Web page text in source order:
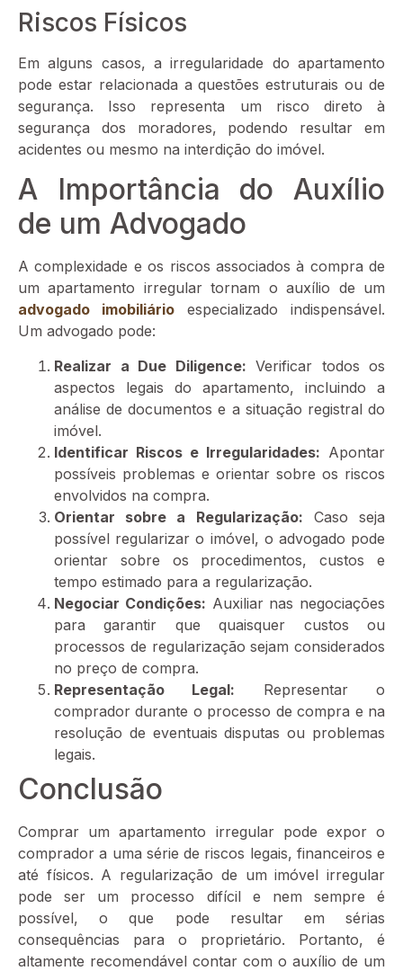
Riscos Físicos
Em alguns casos, a irregularidade do apartamento
pode estar relacionada a questões estruturais ou de
segurança. Isso representa um risco direto à
segurança dos moradores, podendo resultar em
acidentes ou mesmo na interdição do imóvel.
A Importância do Auxílio
de um Advogado
A complexidade e os riscos associados à compra de
um apartamento irregular tornam o auxílio de um
advogado imobiliário especializado indispensável.
Um advogado pode:
Realizar a Due Diligence: Verificar todos os
aspectos legais do apartamento, incluindo a
análise de documentos e a situação registral do
imóvel.
Identificar Riscos e Irregularidades: Apontar
possíveis problemas e orientar sobre os riscos
envolvidos na compra.
Orientar sobre a Regularização: Caso seja
possível regularizar o imóvel, o advogado pode
orientar sobre os procedimentos, custos e
tempo estimado para a regularização.
Negociar Condições: Auxiliar nas negociações
para garantir que quaisquer custos ou
processos de regularização sejam considerados
no preço de compra.
Representação Legal: Representar o
comprador durante o processo de compra e na
resolução de eventuais disputas ou problemas
legais.
Conclusão
Comprar um apartamento irregular pode expor o
comprador a uma série de riscos legais, financeiros e
até físicos. A regularização de um imóvel irregular
pode ser um processo difícil e nem sempre é
possível, o que pode resultar em sérias
consequências para o proprietário. Portanto, é
altamente recomendável contar com o auxílio de um